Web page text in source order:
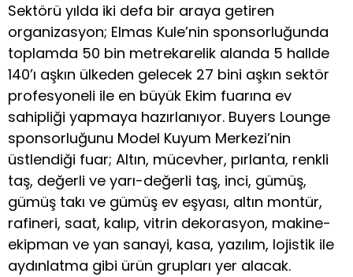
Sektörü yılda iki defa bir araya getiren
organizasyon; Elmas Kule’nin sponsorluğunda
toplamda 50 bin metrekarelik alanda 5 hallde
140’ı aşkın ülkeden gelecek 27 bini aşkın sektör
profesyoneli ile en büyük Ekim fuarına ev
sahipliği yapmaya hazırlanıyor. Buyers Lounge
sponsorluğunu Model Kuyum Merkezi’nin
üstlendiği fuar; Altın, mücevher, pırlanta, renkli
taş, değerli ve yarı-değerli taş, inci, gümüş,
gümüş takı ve gümüş ev eşyası, altın montür,
rafineri, saat, kalıp, vitrin dekorasyon, makine-
ekipman ve yan sanayi, kasa, yazılım, lojistik ile
aydınlatma gibi ürün grupları yer alacak.